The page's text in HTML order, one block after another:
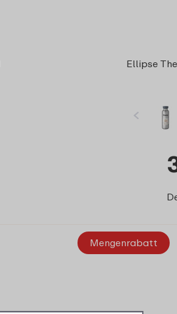
Ellipse
Mengenrabatt